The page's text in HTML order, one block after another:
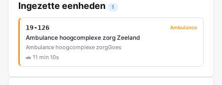
Ingezette eenheden 1
19-126 Ambulance
Ambulance hoogcomplexe zorg Zeeland
Ambulance hoogcomplexe zorgGoes
🚗 11 min 10s